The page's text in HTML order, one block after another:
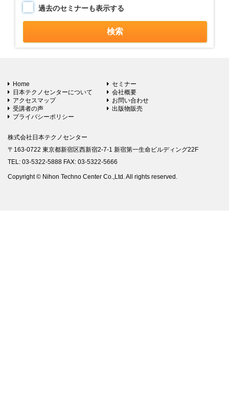
過去のセミナーも表示する
Home
セミナー
日本テクノセンターについて
会社概要
アクセスマップ
お問い合わせ
受講者の声
出版物販売
プライバシーポリシー
株式会社日本テクノセンター
〒163-0722 東京都新宿区西新宿2-7-1 新宿第一生命ビルディング22F
TEL: 03-5322-5888 FAX: 03-5322-5666
Copyright © Nihon Techno Center Co.,Ltd. All rights reserved.